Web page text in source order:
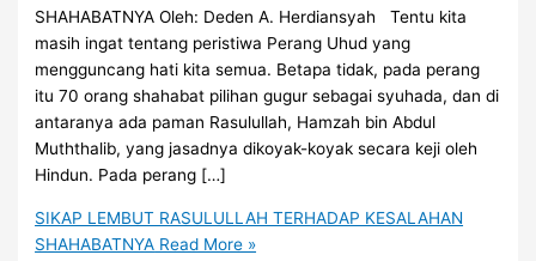
SHAHABATNYA Oleh: Deden A. Herdiansyah Tentu kita
masih ingat tentang peristiwa Perang Uhud yang
mengguncang hati kita semua. Betapa tidak, pada perang
itu 70 orang shahabat pilihan gugur sebagai syuhada, dan di
antaranya ada paman Rasulullah, Hamzah bin Abdul
Muththalib, yang jasadnya dikoyak-koyak secara keji oleh
Hindun. Pada perang […]
SIKAP LEMBUT RASULULLAH TERHADAP KESALAHAN
SHAHABATNYA Read More »